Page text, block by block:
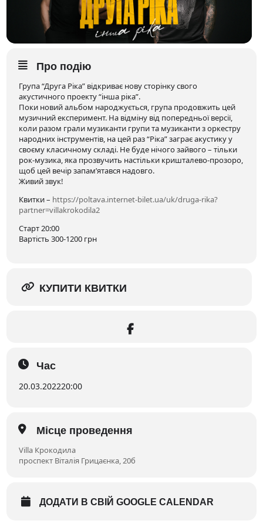
Про подію
Група “Друга Ріка” відкриває нову сторінку свого
акустичного проекту “інша ріка”.
Поки новий альбом народжується, група продовжить цей
музичний експеримент. На відміну від попередньої версії,
коли разом грали музиканти групи та музиканти з оркестру
народних інструментів, на цей раз “Ріка” заграє акустику у
своєму класичному складі. Не буде нічого зайвого – тільки
рок-музика, яка прозвучить настільки кришталево-прозоро,
щоб цей вечір запам’ятався надовго.
Живий звук!
Квитки – https://poltava.internet-bilet.ua/uk/druga-rika?
partner=villakrokodila2
Старт 20:00
Вартість 300-1200 грн
КУПИТИ КВИТКИ
Час
20.03.202220:00
Місце проведення
Villa Крокодила
проспект Віталія Грицаєнка, 20б
ДОДАТИ В СВІЙ GOOGLE CALENDAR